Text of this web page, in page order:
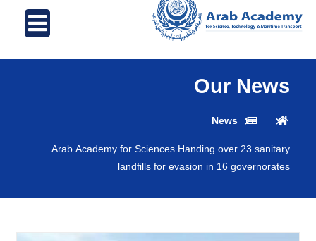
النقل البحري
طلبة الأكاديمية
التدريب والخدمة المجتمعية
Our News
Arab Academy for Sciences Handing over 23 sanitary
landfills for evasion in 16 governorates